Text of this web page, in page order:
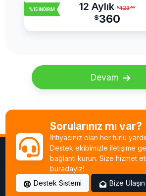
%15 İNDİRİM 12 Aylık $423.53
$360
Devam
Sorularınız mı var?
İhtiyacınız olan her türlü
Destek ekibimizle iletişime
bağlantı kurun. Size hizmet
buradayız!
Destek Sistemi
Bize Ulaşın